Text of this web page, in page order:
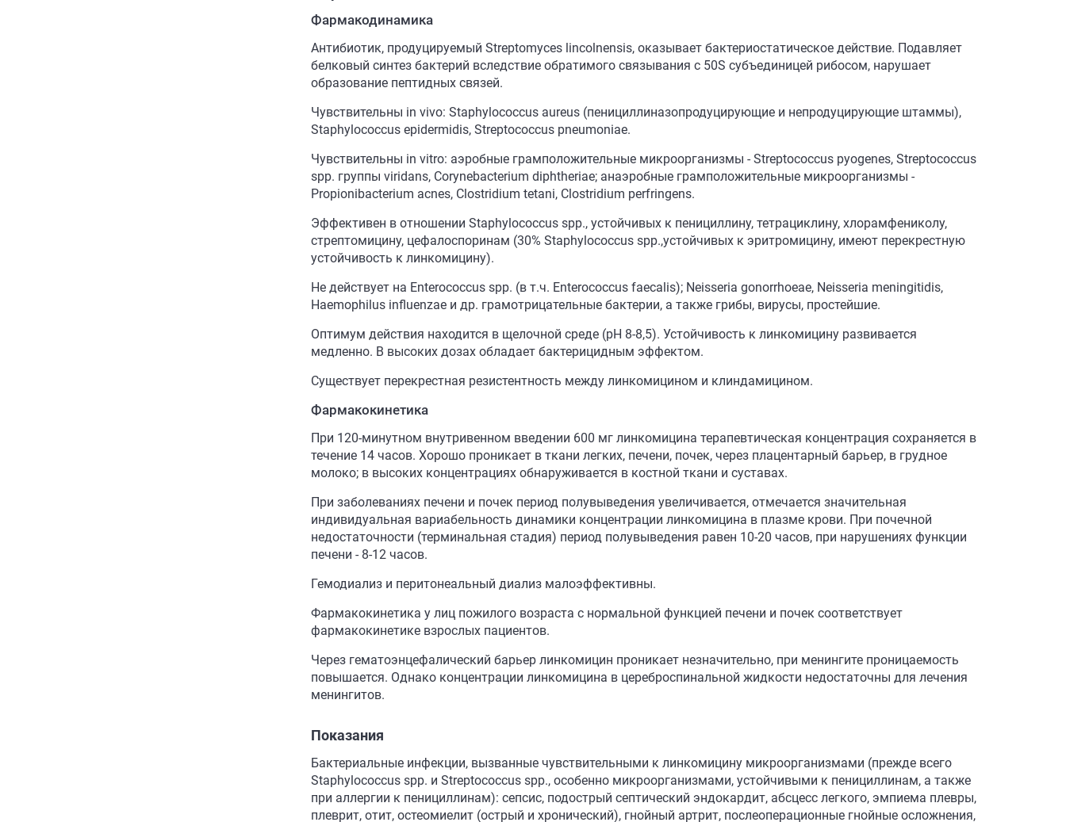
Фармакодинамика
Антибиотик, продуцируемый Streptomyces lincolnensis, оказывает бактериостатическое действие. Подавляет
белковый синтез бактерий вследствие обратимого связывания с 50S субъединицей рибосом, нарушает
образование пептидных связей.
Чувствительны in vivo: Staphylococcus aureus (пенициллиназопродуцирующие и непродуцирующие штаммы),
Staphylococcus epidermidis, Streptococcus pneumoniae.
Чувствительны in vitro: аэробные грамположительные микроорганизмы - Streptococcus pyogenes, Streptococcus
spp. группы viridans, Corynebacterium diphtheriae; анаэробные грамположительные микроорганизмы -
Propionibacterium acnes, Clostridium tetani, Clostridium perfringens.
Эффективен в отношении Staphylococcus spp., устойчивых к пенициллину, тетрациклину, хлорамфениколу,
стрептомицину, цефалоспоринам (30% Staphylococcus spp.,устойчивых к эритромицину, имеют перекрестную
устойчивость к линкомицину).
Не действует на Enterococcus spp. (в т.ч. Enterococcus faecalis); Neisseria gonorrhoeae, Neisseria meningitidis,
Haemophilus influenzae и др. грамотрицательные бактерии, а также грибы, вирусы, простейшие.
Оптимум действия находится в щелочной среде (pH 8-8,5). Устойчивость к линкомицину развивается
медленно. В высоких дозах обладает бактерицидным эффектом.
Существует перекрестная резистентность между линкомицином и клиндамицином.
Фармакокинетика
При 120-минутном внутривенном введении 600 мг линкомицина терапевтическая концентрация сохраняется в
течение 14 часов. Хорошо проникает в ткани легких, печени, почек, через плацентарный барьер, в грудное
молоко; в высоких концентрациях обнаруживается в костной ткани и суставах.
При заболеваниях печени и почек период полувыведения увеличивается, отмечается значительная
индивидуальная вариабельность динамики концентрации линкомицина в плазме крови. При почечной
недостаточности (терминальная стадия) период полувыведения равен 10-20 часов, при нарушениях функции
печени - 8-12 часов.
Гемодиализ и перитонеальный диализ малоэффективны.
Фармакокинетика у лиц пожилого возраста с нормальной функцией печени и почек соответствует
фармакокинетике взрослых пациентов.
Через гематоэнцефалический барьер линкомицин проникает незначительно, при менингите проницаемость
повышается. Однако концентрации линкомицина в цереброспинальной жидкости недостаточны для лечения
менингитов.
Показания
Бактериальные инфекции, вызванные чувствительными к линкомицину микроорганизмами (прежде всего
Staphylococcus spp. и Streptococcus spp., особенно микроорганизмами, устойчивыми к пенициллинам, а также
при аллергии к пенициллинам): сепсис, подострый септический эндокардит, абсцесс легкого, эмпиема плевры,
плеврит, отит, остеомиелит (острый и хронический), гнойный артрит, послеоперационные гнойные осложнения,